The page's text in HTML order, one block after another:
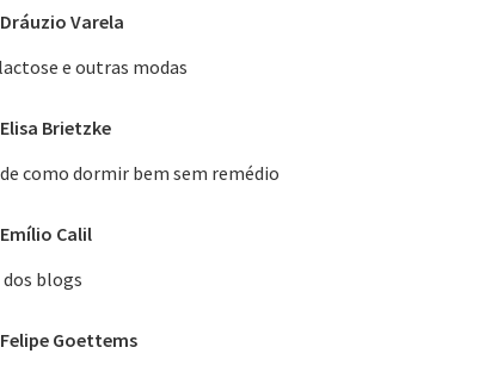
Dráuzio Varela
e outras modas
Elisa Brietzke
de como dormir bem sem remédio
Emílio Calil
dos blogs
Felipe Goettems